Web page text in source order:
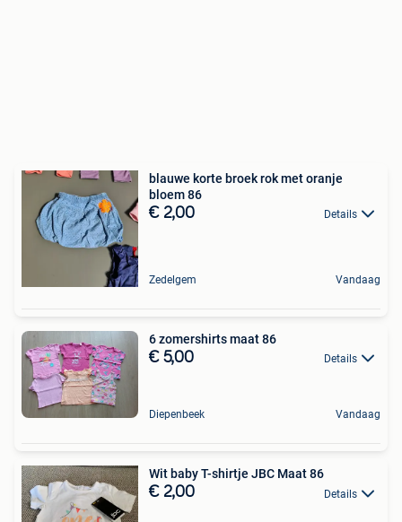
blauwe korte broek rok met oranje
bloem 86
€ 2,00 Details
Zedelgem Vandaag
6 zomershirts maat 86
€ 5,00 Details
Diepenbeek Vandaag
Wit baby T-shirtje JBC Maat 86
€ 2,00 Details